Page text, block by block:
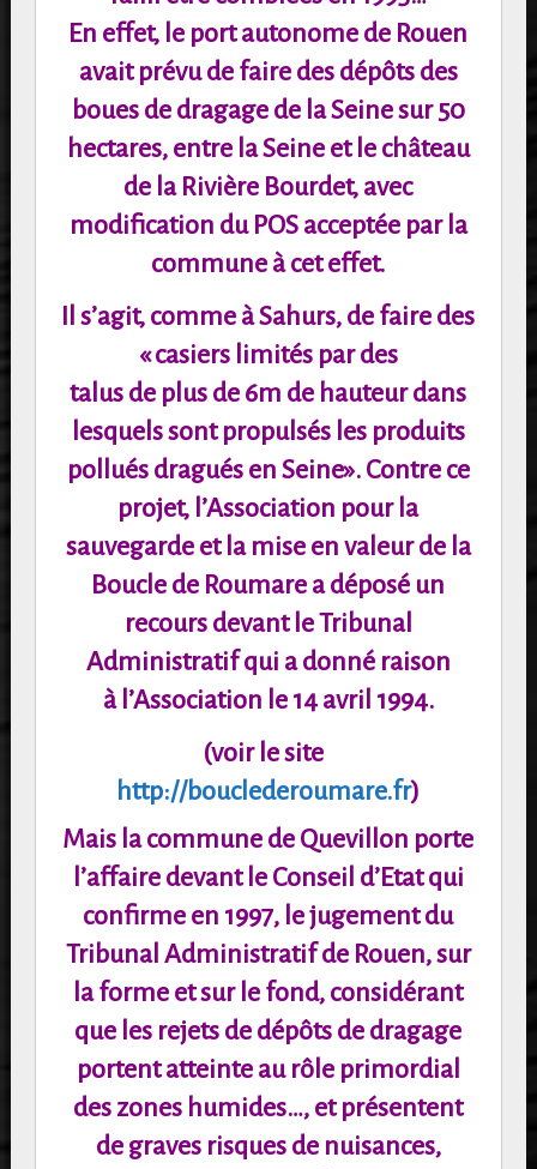
En effet, le port autonome de Rouen
avait prévu de faire des dépôts des
boues de dragage de laSeine sur 50
hectares, entre la Seine et le château
de la Rivière Bourdet, avec
modification du POS acceptée par la
commune à cet effet.
Il s’agit, comme à Sahurs, de faire des
« casiers limités par des
talus de plus de 6m de hauteur dans
lesquels sont propulsés les produits
pollués dragués en Seine». Contre ce
projet, l’Association pour la
sauvegarde et la mise en valeur de la
Boucle de Roumare a déposé un
recours devant le Tribunal
Administratif qui a donné raison
à l’Association le 14 avril 1994.
(voir le site
http://bouclederoumare.fr)
Mais la commune de Quevillon porte
l’affaire devant le Conseil d’Etat qui
confirme en 1997, le jugement du
Tribunal Administratif de Rouen, sur
la forme et sur le fond, considérant
que les rejets de dépôts de dragage
portent atteinte au rôle primordial
des zones humides…, et présentent
de graves risques de nuisances,